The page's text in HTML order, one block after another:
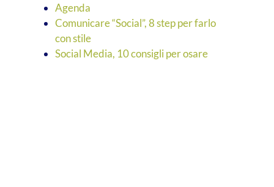
Agenda
Comunicare “Social”, 8 step per farlo
con stile
Social Media, 10 consigli per osare